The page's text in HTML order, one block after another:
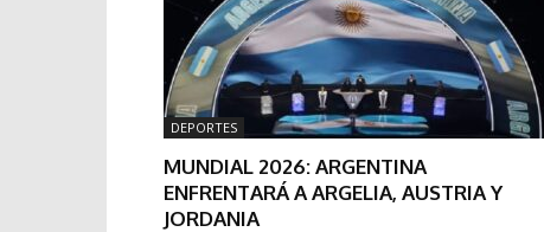
DEPORTES
MUNDIAL 2026: ARGENTINA
ENFRENTARÁ A ARGELIA, AUSTRIA Y
JORDANIA